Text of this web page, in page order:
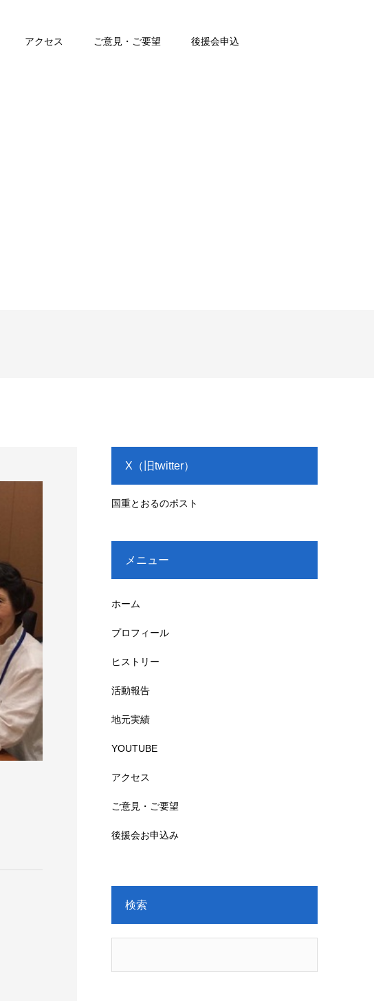
アクセス ご意見・ご要望 後援会申込
X（旧twitter）
国重とおるのポスト
メニュー
ホーム
プロフィール
ヒストリー
活動報告
地元実績
YOUTUBE
アクセス
ご意見・ご要望
後援会お申込み
検索